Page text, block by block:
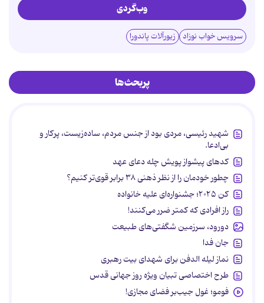
وب‌گردی
سرویس خواب نوزاد زیورآلات پاندورا
پربحث‌ها
شهید رئیسی، مردی بود از جنس مردم، ساده‌زیست، پرکار و
بی‌ادعا.
کدهای پیشواز پویش چله دعای عهد
چطور خودمان را از نظر ذهنی ۳۸ برابر قوی‌تر کنیم؟
کن ۲۰۲۵؛ جشنواره‌ای علیه خانواده
راز افرادی که کمتر ضرر می‌کنند!
دورود، سرزمین شگفتی‌های طبیعت
جان فدا
نماز لیله الدفن برای شهدای بیت رهبری
طرح اختصاصی تبیان ویژه روز جهانی قدس
فومو؛ غول جیب‌بر فضای مجازی!